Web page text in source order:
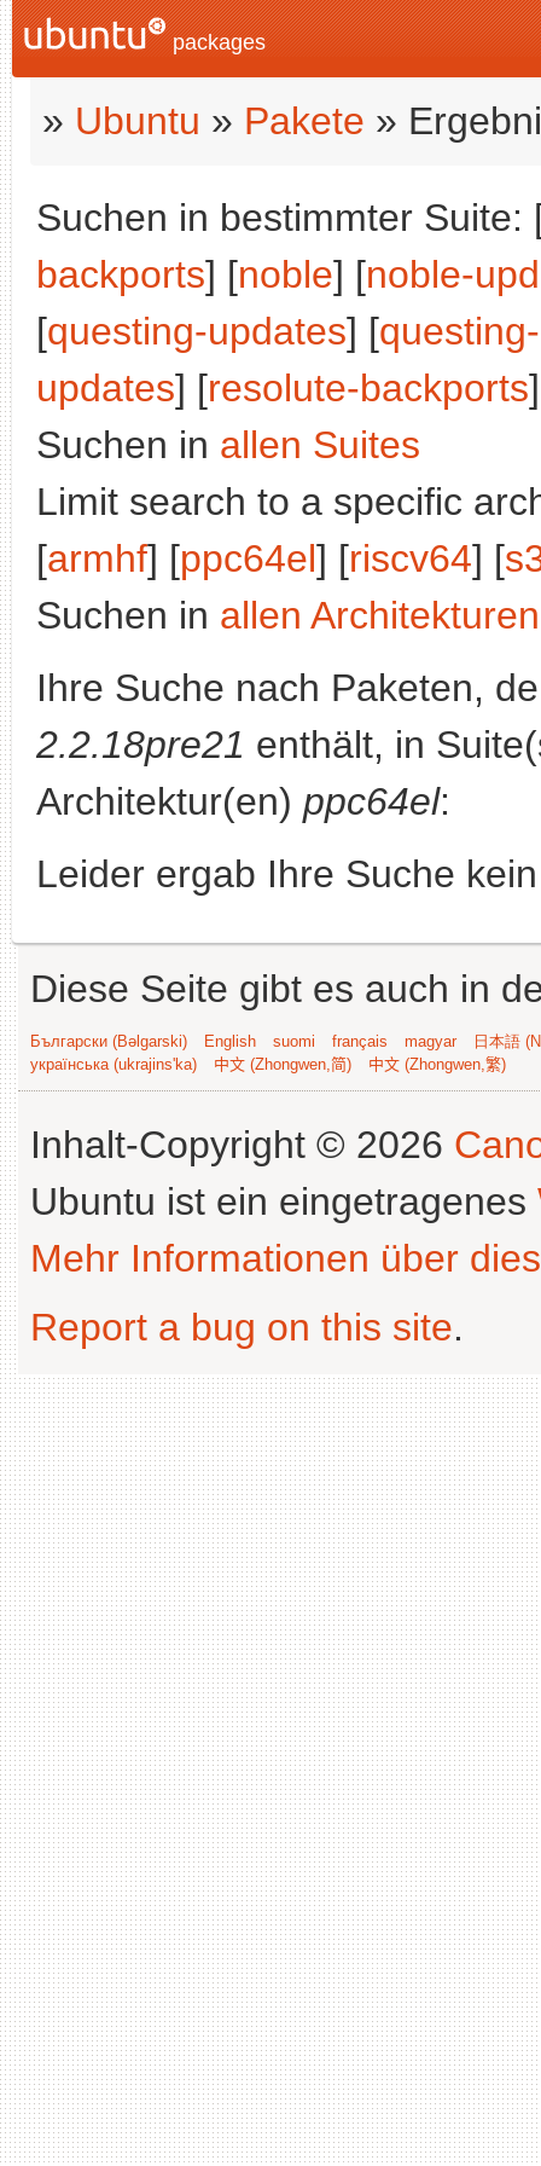
packages
» Ubuntu » Pakete »
Suchen in bestimmter Suite:
backports] [noble] [noble-
[questing-updates] [
updates] [resolute-backports
Suchen in allen Suites
Limit search to a specific
[armhf] [ppc64el] [riscv64] [
Suchen in allen Architekturen
Ihre Suche nach Paketen,
2.2.18pre21 enthält, in
Architektur(en) ppc64el:
Leider ergab Ihre Suche
Diese Seite gibt es auch in
Български (Bəlgarski) English suomi français magyar
日本語
українська (ukrajins'ka)
中文 (Zhongwen,简) 中文 (Zhongwen,繁)
Inhalt-Copyright © 2026
Ubuntu ist ein eingetragenes
Mehr Informationen über
Report a bug on this site.